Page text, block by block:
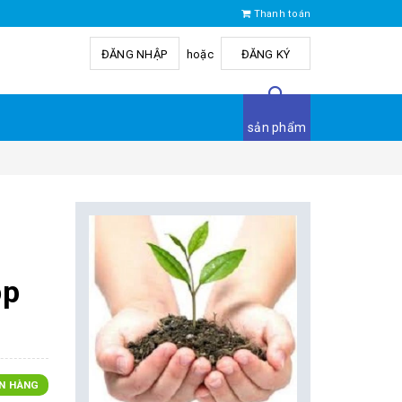
Thanh toán
ĐĂNG NHẬP hoặc ĐĂNG KÝ
sản phẩm
HÀNG